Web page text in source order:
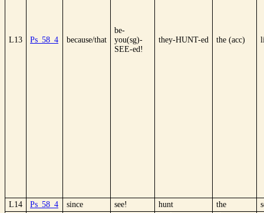
L13 Ps_58_4 because/that
be-
you(sg)-
SEE-ed!
they-HUNT-ed the (acc)
L14 Ps_58_4 since see! hunt the